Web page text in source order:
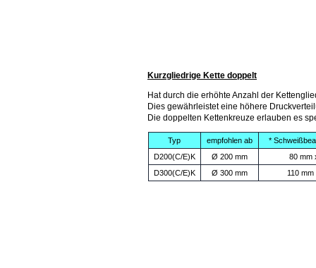
Kurzgliedrige Kette doppelt
Hat durch die erhöhte Anzahl der
Dies gewährleistet eine höhere
Die doppelten Kettenkreuze erlauben es
Typ empfohlen ab
*
D200(C/E)K
Ø 200 mm
80 mm
D300(C/E)K
Ø 300 mm 110